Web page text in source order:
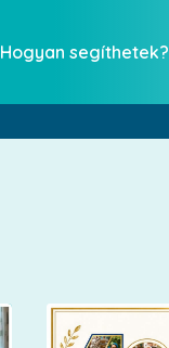
Hogyan segíthetek?